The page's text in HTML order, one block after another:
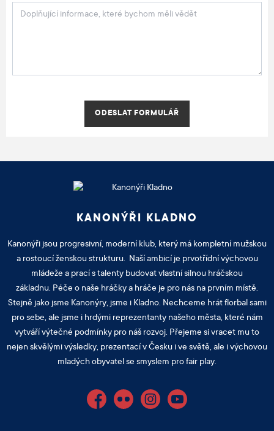
ODESLAT FORMULÁŘ
KANONÝŘI KLADNO
Kanonýři jsou progresivní, moderní klub, který má kompletní mužskou
a rostoucí ženskou strukturu. Naší ambicí je prvotřídní výchovou
mládeže a prací s talenty budovat vlastní silnou hráčskou
základnu. Péče o naše hráčky a hráče je pro nás na prvním místě.
Stejně jako jsme Kanonýry, jsme i Kladno. Nechceme hrát florbal sami
pro sebe, ale jsme i hrdými reprezentanty našeho města, které nám
vytváří výtečné podmínky pro náš rozvoj. Přejeme si vracet mu to
nejen skvělými výsledky, prezentací v Česku i ve světě, ale i výchovou
mladých obyvatel se smyslem pro fair play.
FacebookFlickr InstagramYouTube